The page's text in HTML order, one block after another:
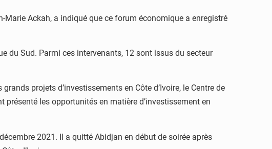
Marie Ackah, a indiqué que ce forum économique a enregistré
du Sud. Parmi ces intervenants, 12 sont issus du secteur
projets d’investissements en Côte d’Ivoire, le Centre de
présenté les opportunités en matière d’investissement en
2021. Il a quitté Abidjan en début de soirée après